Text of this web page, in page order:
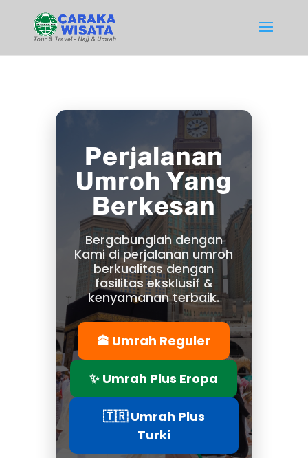
Perjalanan
Umroh Yang
Berkesan
Bergabunglah dengan
Kami di perjalanan umroh
berkualitas dengan
fasilitas eksklusif &
kenyamanan terbaik.
🕋 Umrah Reguler
✨ Umrah Plus Eropa
🇹🇷 Umrah Plus
Turki